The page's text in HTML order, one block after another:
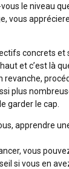
le niveau
vous
concrets et
et c’est là
revanche,
plus
garder le cap.
apprendre
vous
si vous en